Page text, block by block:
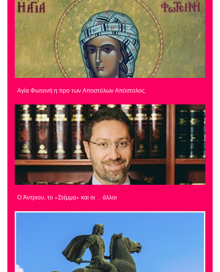
Αγία Φωτεινή η προ των Αποστόλων Απόστολος.
Ο Άντριου, το «Στέμμα» και οι … άλλοι